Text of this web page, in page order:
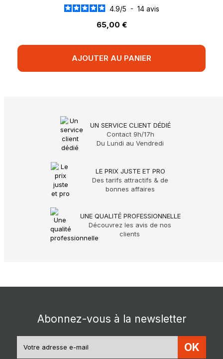
4.9/5 - 14 avis
65,00 €
AJOUTER AU PANIER
UN SERVICE CLIENT DÉDIÉ
Contact 9h/17h
Du Lundi au Vendredi
LE PRIX JUSTE ET PRO
Des tarifs attractifs & de
bonnes affaires
UNE QUALITÉ PROFESSIONNELLE
Découvrez les avis de nos
clients
Abonnez-vous à la newsletter
OK